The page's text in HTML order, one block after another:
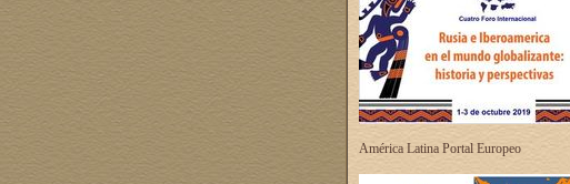
América Latina Portal Europeo